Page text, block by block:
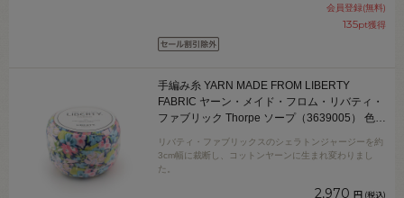
会員登録(無料)
135pt獲得
手編み糸 YARN MADE FROM LIBERTY
FABRIC ヤーン・メイド・フロム・リバティ・
ファブリック Thorpe ソープ（3639005） 色番
リバティ・ファブリックスのシェラトンジャージーを約
3cm幅に裁断し、コットンヤーンに生まれ変わりまし
た。
2,970 円 (税込)